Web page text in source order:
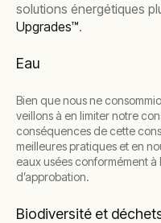
solutions énergétiques
Upgrades™.
Eau
Bien que nous ne
veillons à en limiter notre
conséquences de cette
meilleures pratiques et en
eaux usées conformément
d’approbation.
Biodiversité et